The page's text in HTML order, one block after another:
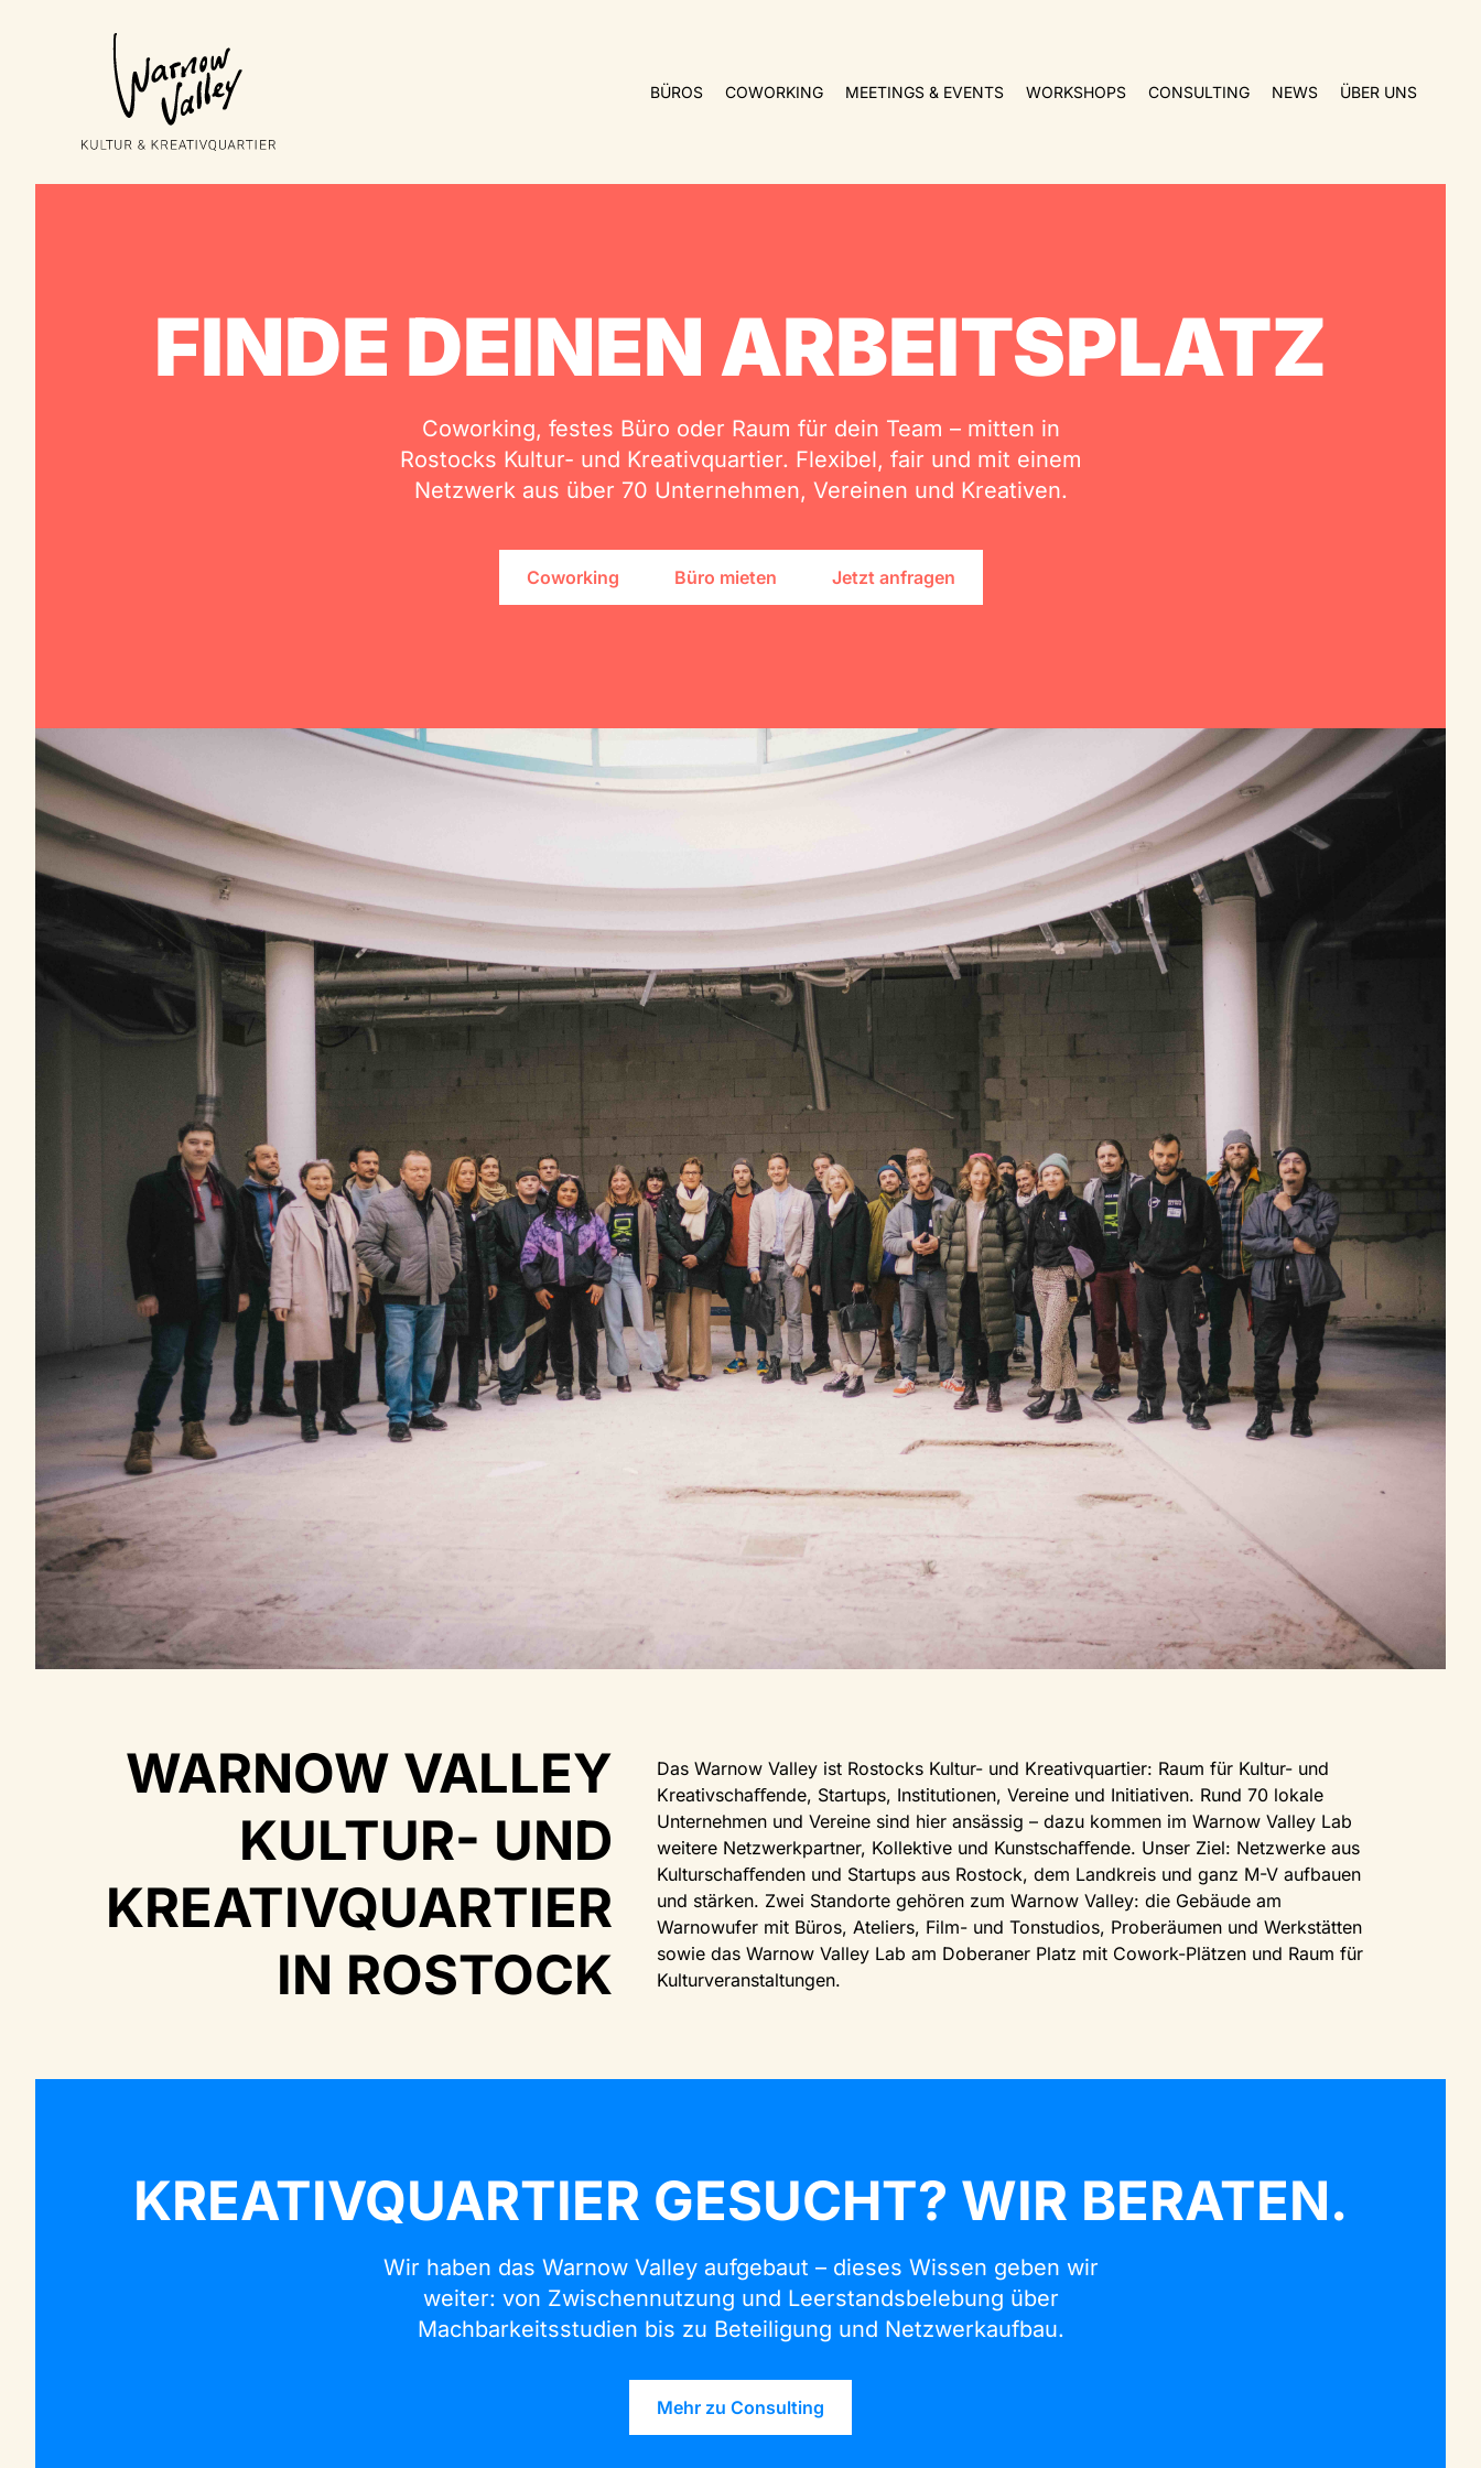
BÜROS COWORKING MEETINGS & EVENTS WORKSHOPS CONSULTING NEWS ÜBER UNS
FINDE DEINEN ARBEITSPLATZ
Coworking, festes Büro oder Raum für dein Team – mitten in
Rostocks Kultur- und Kreativquartier. Flexibel, fair und mit einem
Netzwerk aus über 70 Unternehmen, Vereinen und Kreativen.
Coworking Büro mieten Jetzt anfragen
WARNOW VALLEY
KULTUR- UND
KREATIVQUARTIER
IN ROSTOCK
Das Warnow Valley ist Rostocks Kultur- und Kreativquartier: Raum für Kultur- und
Kreativschaﬀende, Startups, Institutionen, Vereine und Initiativen. Rund 70 lokale
Unternehmen und Vereine sind hier ansässig – dazu kommen im Warnow Valley Lab
weitere Netzwerkpartner, Kollektive und Kunstschaﬀende. Unser Ziel: Netzwerke aus
Kulturschaﬀenden und Startups aus Rostock, dem Landkreis und ganz M-V aufbauen
und stärken. Zwei Standorte gehören zum Warnow Valley: die Gebäude am
Warnowufer mit Büros, Ateliers, Film- und Tonstudios, Proberäumen und Werkstätten
sowie das Warnow Valley Lab am Doberaner Platz mit Cowork-Plätzen und Raum für
Kulturveranstaltungen.
KREATIVQUARTIER GESUCHT? WIR BERATEN.
Wir haben das Warnow Valley aufgebaut – dieses Wissen geben wir
weiter: von Zwischennutzung und Leerstandsbelebung über
Machbarkeitsstudien bis zu Beteiligung und Netzwerkaufbau.
Mehr zu Consulting